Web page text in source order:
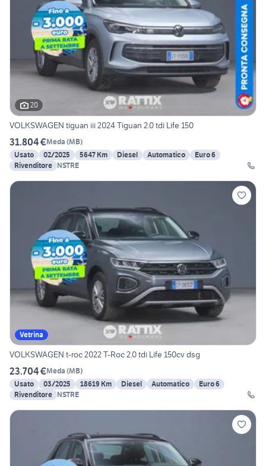
20
VOLKSWAGEN tiguan iii 2024 Tiguan 2.0 tdi Life 150
31.804 €Meda (MB)
Usato
02/2025 5647 Km Diesel Automatico
Euro 6
Rivenditore NSTRE
Vetrina
VOLKSWAGEN t-roc 2022 T-Roc 2.0 tdi Life 150cv dsg
23.704 €Meda (MB)
Usato
03/2025 18619 Km Diesel Automatico
Euro 6
Rivenditore NSTRE